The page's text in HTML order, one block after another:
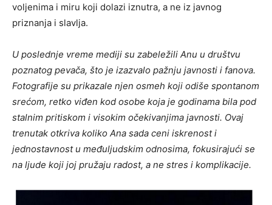
voljenima i miru koji dolazi iznutra, a ne iz javnog
priznanja i slavlja.
U poslednje vreme mediji su zabeležili Anu u društvu
poznatog pevača, što je izazvalo pažnju javnosti i fanova.
Fotografije su prikazale njen osmeh koji odiše spontanom
srećom, retko viđen kod osobe koja je godinama bila pod
stalnim pritiskom i visokim očekivanjima javnosti. Ovaj
trenutak otkriva koliko Ana sada ceni iskrenost i
jednostavnost u međuljudskim odnosima, fokusirajući se
na ljude koji joj pružaju radost, a ne stres i komplikacije.